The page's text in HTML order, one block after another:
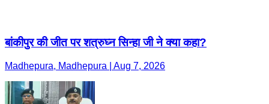
बांकीपुर की जीत पर शत्रुघ्न सिन्हा जी ने क्या कहा?
Madhepura, Madhepura | Aug 7, 2026